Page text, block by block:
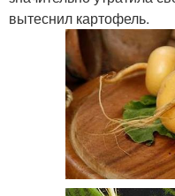
вытеснил картофель.